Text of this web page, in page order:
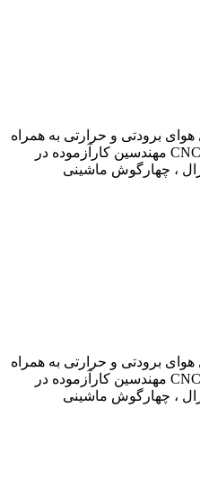
برودتی و حرارتی به همراه
ناوگان تولید مجهز به ماشین آلات CNC مهندسین کارآزموده در
، چهارگوش ماشینی
برودتی و حرارتی به همراه
ناوگان تولید مجهز به ماشین آلات CNC مهندسین کارآزموده در
، چهارگوش ماشینی